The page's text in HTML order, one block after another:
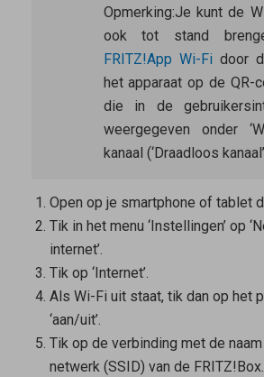
Opmerking:Je kunt de
ook tot stand
FRITZ!App Wi-Fidoor
het apparaat op de QR-
die in de
weergegeven onder
kanaal (‘Draadloos
Open op je smartphone of tablet
Tik in het menu ‘Instellingen’ op
internet’.
Tik op ‘Internet’.
Als Wi-Fi uit staat, tik dan op het
‘aan/uit’.
Tik op de verbinding met de
netwerk (SSID) van de